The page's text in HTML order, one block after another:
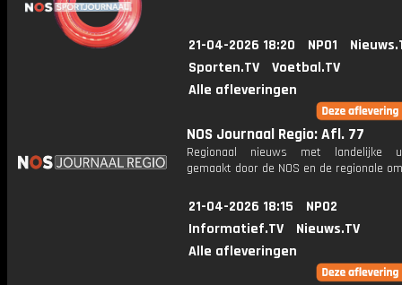
21-04-2026 18:20 NPO1
Sporten.TV
Voetbal.TV
Alle afleveringen
NOS Journaal Regio: Afl. 77
Regionaal nieuws met landelijke
gemaakt door de NOS en de regionale
21-04-2026 18:15
NPO2
Informatief.TV
Nieuws.TV
Alle afleveringen